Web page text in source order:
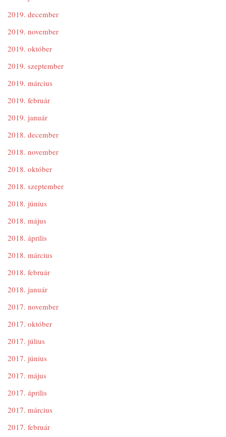
2019. december
2019. november
2019. október
2019. szeptember
2019. március
2019. február
2019. január
2018. december
2018. november
2018. október
2018. szeptember
2018. június
2018. május
2018. április
2018. március
2018. február
2018. január
2017. november
2017. október
2017. július
2017. június
2017. május
2017. április
2017. március
2017. február